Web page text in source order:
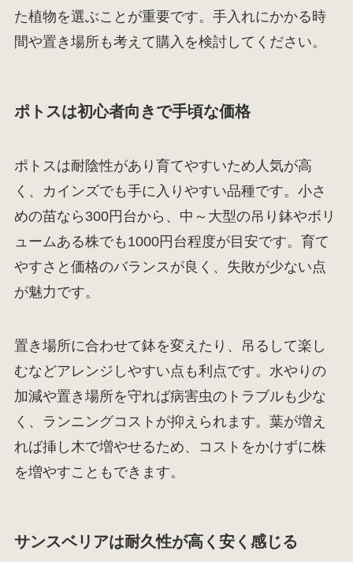
た植物を選ぶことが重要です。手入れにかかる時
間や置き場所も考えて購入を検討してください。
ポトスは初心者向きで手頃な価格
ポトスは耐陰性があり育てやすいため人気が高
く、カインズでも手に入りやすい品種です。小さ
めの苗なら300円台から、中～大型の吊り鉢やボリ
ュームある株でも1000円台程度が目安です。育て
やすさと価格のバランスが良く、失敗が少ない点
が魅力です。
置き場所に合わせて鉢を変えたり、吊るして楽し
むなどアレンジしやすい点も利点です。水やりの
加減や置き場所を守れば病害虫のトラブルも少な
く、ランニングコストが抑えられます。葉が増え
れば挿し木で増やせるため、コストをかけずに株
を増やすこともできます。
サンスベリアは耐久性が高く安く感じる